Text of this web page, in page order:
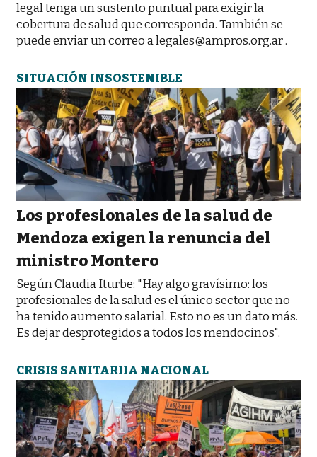
legal tenga un sustento puntual para exigir la
cobertura de salud que corresponda. También se
puede enviar un correo a legales@ampros.org.ar .
SITUACIÓN INSOSTENIBLE
Los profesionales de la salud de
Mendoza exigen la renuncia del
ministro Montero
Según Claudia Iturbe: "Hay algo gravísimo: los
profesionales de la salud es el único sector que no
ha tenido aumento salarial. Esto no es un dato más.
Es dejar desprotegidos a todos los mendocinos".
CRISIS SANITARIIA NACIONAL